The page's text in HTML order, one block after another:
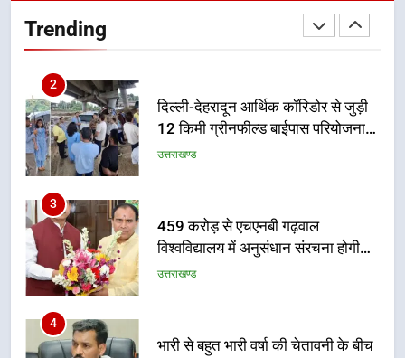
Trending
12 किमी ग्रीनफील्ड बाईपास परियोजना
का डीएम ने किया निरीक्षण; समयबद्ध एवं
नहींः डीएम
3
459 करोड़ से एचएनबी गढ़वाल
विश्वविद्यालय में अनुसंधान संरचना होगी
सुदृढ
उत्तराखण्ड
4
भारी से बहुत भारी वर्षा की चेतावनी के बीच
जिला प्रशासन अलर्ट, सभी विभागों को हाई
अलर्ट पर रहने के निर्देश
उत्तराखण्ड
5
एमडीडीए बोर्ड बैठक में 25 विकास प्रस्तावों